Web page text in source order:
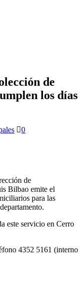
de
los días
0
de
Bilbao emite el
para las
este servicio en Cerro
4352 5161 (interno